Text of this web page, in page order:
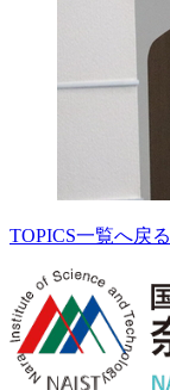
TOPICS一覧へ戻る